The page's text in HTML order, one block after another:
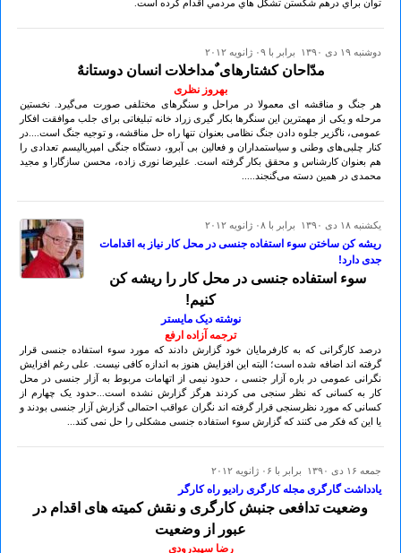
توان براي درهم شکستن تشکل هاي مردمي اقدام کرده است.
دوشنبه ۱۹ دی ۱۳۹۰ برابر با ۰۹ ژانويه ۲۰۱۲
مدّاحان کشتار‌های ٌمداخلات انسان دوستانهٌ
بهروز نظری
هر جنگ و مناقشه ای‌ معمولا در مراحل و سنگر‌های مختلفی‌ صورت می‌گیرد. نخستین
مرحله و یکی‌ از مهمترین این سنگرها بکار گیری زراد خانه تبلیغاتی برای جلب موافقت افکار
عمومی، ناگزیر جلوه دادن جنگ نظامی بعنوان تنها راه حل مناقشه، و توجیه جنگ است....در
کنار چلبی‌های وطنی و سیاستمداران و فعالین بی‌ آبرو، دستگاه جنگی امپریالیسم تعدادی را
هم بعنوان کارشناس و محقق بکار گرفته است. علیرضا نوری زاده، محسن سازگارا و مجید
محمدی در همین دسته می‌‌گنجند.....
يكشنبه ۱۸ دی ۱۳۹۰ برابر با ۰۸ ژانويه ۲۰۱۲
ریشه کن ساختن سوء استفاده جنسی در محل کار نیاز به اقدامات
جدی دارد!
سوء استفاده جنسی در محل کار را ریشه کن
کنیم!
نوشته دیک مایستر
ترجمه آزاده ارفع
درصد کارگرانی که به کارفرمایان خود گزارش دادند که مورد سوء استفاده جنسی قرار
گرفته اند اضافه شده است؛ البته این افزایش هنوز به اندازه کافی نیست. علی رغم افزایش
نگرانی عمومی در باره آزار جنسی ، حدود نیمی از اتهامات مربوط به آزار جنسی در محل
کار به کسانی که نظر سنجی می کردند هرگز گزارش نشده است...حدود یک چهارم از
کسانی که مورد نظرسنجی قرار گرفته اند نگران عواقب احتمالی گزارش آزار جنسی بودند و
یا این که فکر می کنند که گزارش سوء استفاده جنسی مشکلی را حل نمی کند...
جمعه ۱۶ دی ۱۳۹۰ برابر با ۰۶ ژانويه ۲۰۱۲
یادداشت گارگری مجله کارگری رادیو راه کارگر
وضعیت تدافعی جنبش کارگری و نقش کمیته های اقدام در
عبور از وضعیت
رضا سپیدرودی